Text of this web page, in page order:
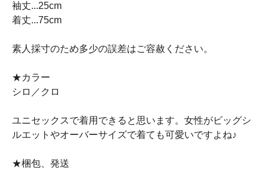
袖丈...25cm
着丈...75cm
素人採寸のため多少の誤差はご容赦ください。
★カラー
シロ／クロ
ユニセックスで着用できると思います。女性がビッグシ
ルエットやオーバーサイズで着ても可愛いですよね♪
★梱包、発送